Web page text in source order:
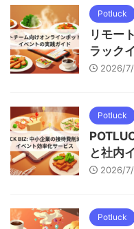
Potluck
リモー
ラック
2026/
Potluck
と社内
2026/
Potluck